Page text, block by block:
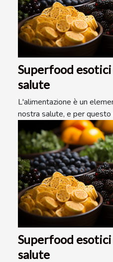
Superfood
salute
L'alimentazione è un
nostra salute, e per questo
Superfood
salute